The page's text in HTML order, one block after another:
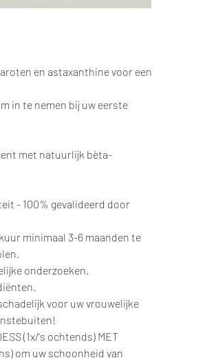
en astaxanthine voor een
in te nemen bij uw eerste
met natuurlijk bèta-
- 100% gevalideerd door
minimaal 3-6 maanden te
onderzoeken.
voor uw vrouwelijke
(1x/'s ochtends) MET
om uw schoonheid van